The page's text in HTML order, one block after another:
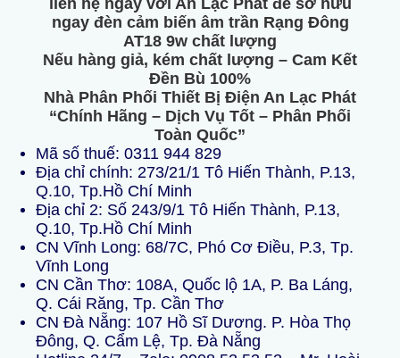
liên hệ ngay với An Lạc Phát để sở hữu
ngay đèn cảm biến âm trần Rạng Đông
AT18 9w chất lượng
Nếu hàng giả, kém chất lượng – Cam Kết
Đền Bù 100%
Nhà Phân Phối Thiết Bị Điện An Lạc Phát
“Chính Hãng – Dịch Vụ Tốt – Phân Phối
Toàn Quốc”
Mã số thuế: 0311 944 829
Địa chỉ chính: 273/21/1 Tô Hiến Thành, P.13,
Q.10, Tp.Hồ Chí Minh
Địa chỉ 2: Số 243/9/1 Tô Hiến Thành, P.13,
Q.10, Tp.Hồ Chí Minh
CN Vĩnh Long: 68/7C, Phó Cơ Điều, P.3, Tp.
Vĩnh Long
CN Cần Thơ: 108A, Quốc lộ 1A, P. Ba Láng,
Q. Cái Răng, Tp. Cần Thơ
CN Đà Nẵng: 107 Hồ Sĩ Dương. P. Hòa Thọ
Đông, Q. Cẩm Lệ, Tp. Đà Nẵng